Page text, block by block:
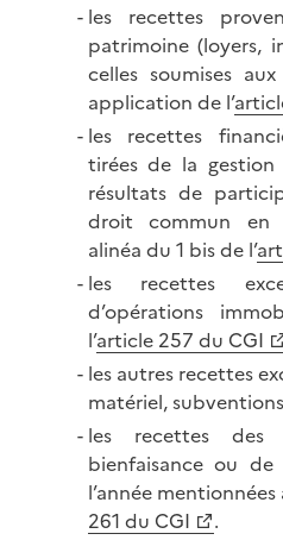
les recettes
patrimoine (loyers,
celles soumises
application de l’
les recettes
tirées de la
résultats de
droit commun en
alinéa du 1 bis de l’
les recettes
d’opérations
l’article 257 du CGI
les autres recettes
matériel,
les recettes des
bienfaisance ou de
l’année mentionnées
261 du CGI
.